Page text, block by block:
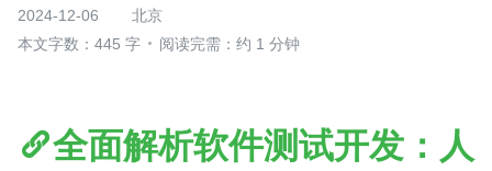
2024-12-06
北京
本文字数：445 字
阅读完需：约 1 分钟
全面解析软件测试开发：人